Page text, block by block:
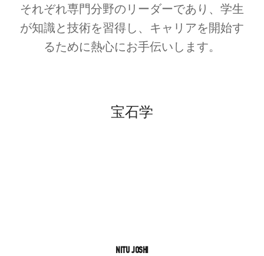
それぞれ専門分野のリーダーであり、学生
が知識と技術を習得し、キャリアを開始す
るために熱心にお手伝いします。
宝石学
NITU JOSHI